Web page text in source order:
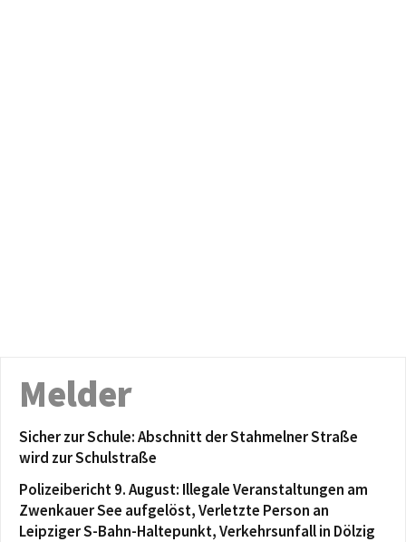
Melder
Sicher zur Schule: Abschnitt der Stahmelner Straße
wird zur Schulstraße
Polizeibericht 9. August: Illegale Veranstaltungen am
Zwenkauer See aufgelöst, Verletzte Person an
Leipziger S-Bahn-Haltepunkt, Verkehrsunfall in Dölzig